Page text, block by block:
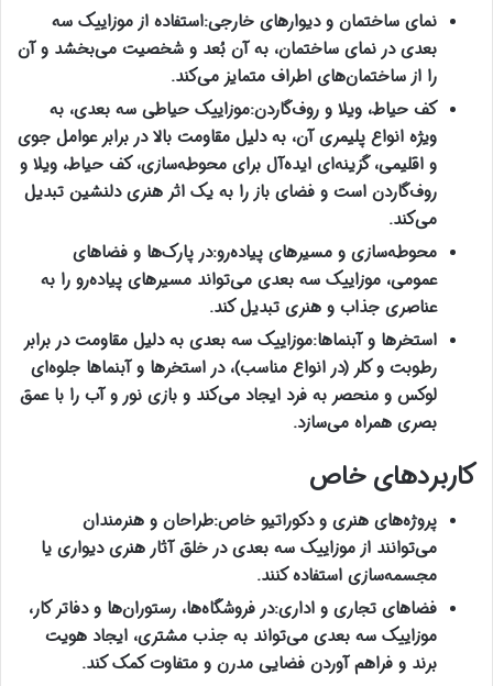
نمای ساختمان و دیوارهای خارجی:استفاده از موزاییک سه
بعدی در نمای ساختمان، به آن بُعد و شخصیت می‌بخشد و آن
را از ساختمان‌های اطراف متمایز می‌کند.
کف حیاط، ویلا و روف‌گاردن:موزاییک حیاطی سه بعدی، به
ویژه انواع پلیمری آن، به دلیل مقاومت بالا در برابر عوامل جوی
و اقلیمی، گزینه‌ای ایده‌آل برای محوطه‌سازی، کف حیاط، ویلا و
روف‌گاردن است و فضای باز را به یک اثر هنری دلنشین تبدیل
می‌کند.
محوطه‌سازی و مسیرهای پیاده‌رو:در پارک‌ها و فضاهای
عمومی، موزاییک سه بعدی می‌تواند مسیرهای پیاده‌رو را به
عناصری جذاب و هنری تبدیل کند.
استخرها و آبنماها:موزاییک سه بعدی به دلیل مقاومت در برابر
رطوبت و کلر (در انواع مناسب)، در استخرها و آبنماها جلوه‌ای
لوکس و منحصر به فرد ایجاد می‌کند و بازی نور و آب را با عمق
بصری همراه می‌سازد.
کاربردهای خاص
پروژه‌های هنری و دکوراتیو خاص:طراحان و هنرمندان
می‌توانند از موزاییک سه بعدی در خلق آثار هنری دیواری یا
مجسمه‌سازی استفاده کنند.
فضاهای تجاری و اداری:در فروشگاه‌ها، رستوران‌ها و دفاتر کار،
موزاییک سه بعدی می‌تواند به جذب مشتری، ایجاد هویت
برند و فراهم آوردن فضایی مدرن و متفاوت کمک کند.